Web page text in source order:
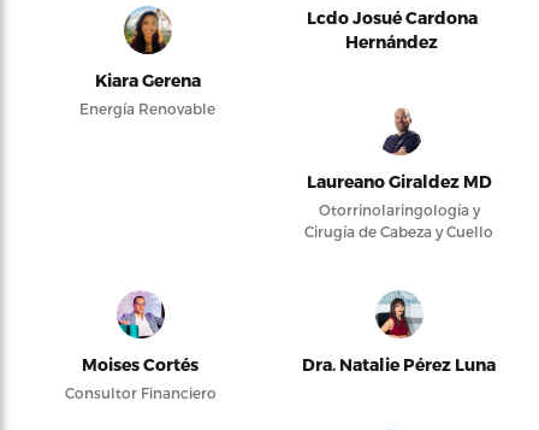
Kiara Gerena
Energía Renovable
Lcdo Josué Cardona
Hernández
Laureano Giraldez MD
Otorrinolaringología y
Cirugía de Cabeza y Cuello
Moises Cortés
Consultor Financiero
Dra. Natalie Pérez Luna